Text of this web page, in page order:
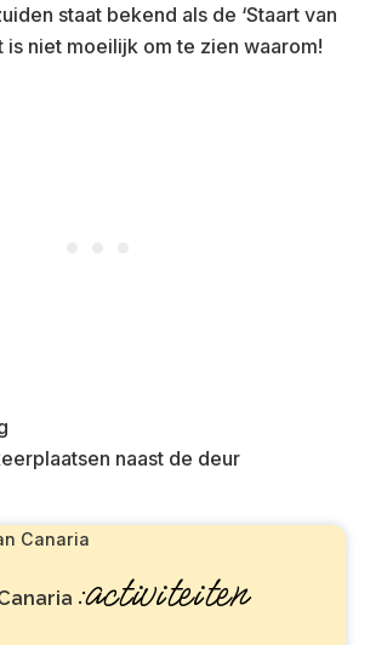
staat bekend als de ‘Staart van
is niet moeilijk om te zien waarom!
naast de deur
:activiteiten